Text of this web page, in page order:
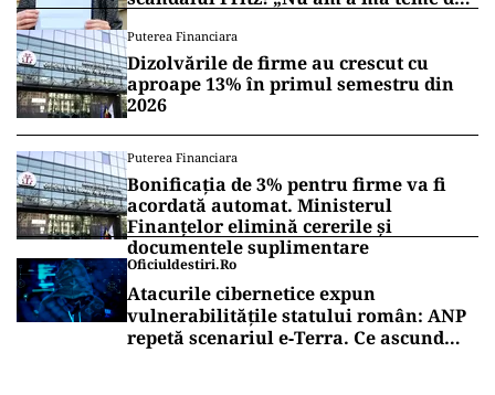
Puterea Financiara
Dizolvările de firme au crescut cu
aproape 13% în primul semestru din
2026
Puterea Financiara
Bonificația de 3% pentru firme va fi
acordată automat. Ministerul
Finanțelor elimină cererile și
documentele suplimentare
Oficiuldestiri.ro
Atacurile cibernetice expun
vulnerabilitățile statului român: ANP
repetă scenariul e‑Terra. Ce ascund